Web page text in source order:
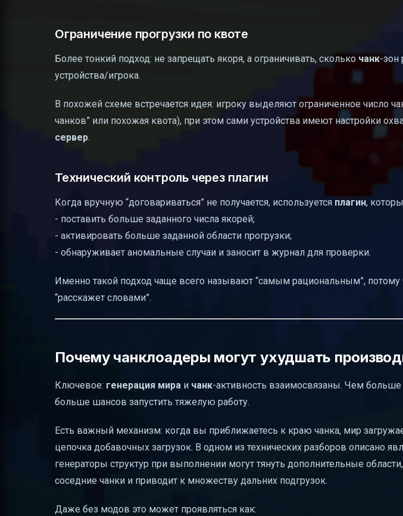
Ограничение прогрузки по квоте
Более тонкий подход: не запрещать якоря, а ограничивать, сколько чанк-зон
устройства/игрока.
В похожей схеме встречается идея: игроку выделяют ограниченное число
чанков” или похожая квота), при этом сами устройства имеют настройки
сервер.
Технический контроль через плагин
Когда вручную “договариваться” не получается, используется плагин,
- поставить больше заданного числа якорей;
- активировать больше заданной области прогрузки;
- обнаруживает аномальные случаи и заносит в журнал для проверки.
Именно такой подход чаще всего называют “самым рациональным”, потому
“расскажет словами”.
Почему чанклоадеры могут ухудшать
Ключевое: генерация мира и чанк-активность взаимосвязаны. Чем больше
больше шансов запустить тяжелую работу.
Есть важный механизм: когда вы приближаетесь к краю чанка, мир
цепочка добавочных загрузок. В одном из технических разборов описано
генераторы структур при выполнении могут тянуть дополнительные
соседние чанки и приводит к множеству дальних подгрузок.
Даже без модов это может проявляться как: